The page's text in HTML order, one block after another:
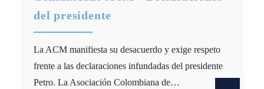
del presidente
La ACM manifiesta su desacuerdo y exige respeto
frente a las declaraciones infundadas del presidente
Petro. La Asociación Colombiana de…